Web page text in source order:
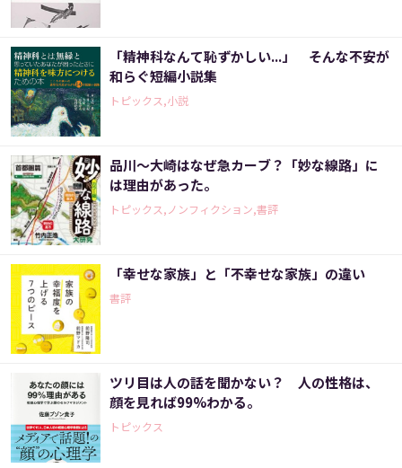
「精神科なんて恥ずかしい...」 そんな不安が
和らぐ短編小説集
トピックス,小説
品川～大崎はなぜ急カーブ？「妙な線路」に
は理由があった。
トピックス,ノンフィクション,書評
「幸せな家族」と「不幸せな家族」の違い
書評
ツリ目は人の話を聞かない？ 人の性格は、
顔を見れば99%わかる。
トピックス